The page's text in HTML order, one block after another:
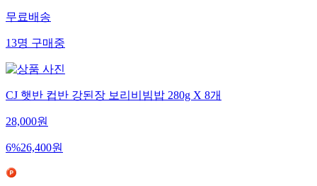
무료배송
13명구매중
CJ 햇반 컵반 강된장 보리비빔밥 280g X 8개
28,000원
6%26,400원